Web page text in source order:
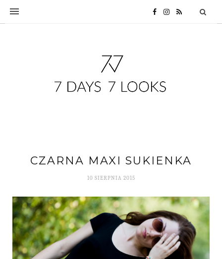
CZARNA MAXI SUKIENKA
10 SIERPNIA 2015